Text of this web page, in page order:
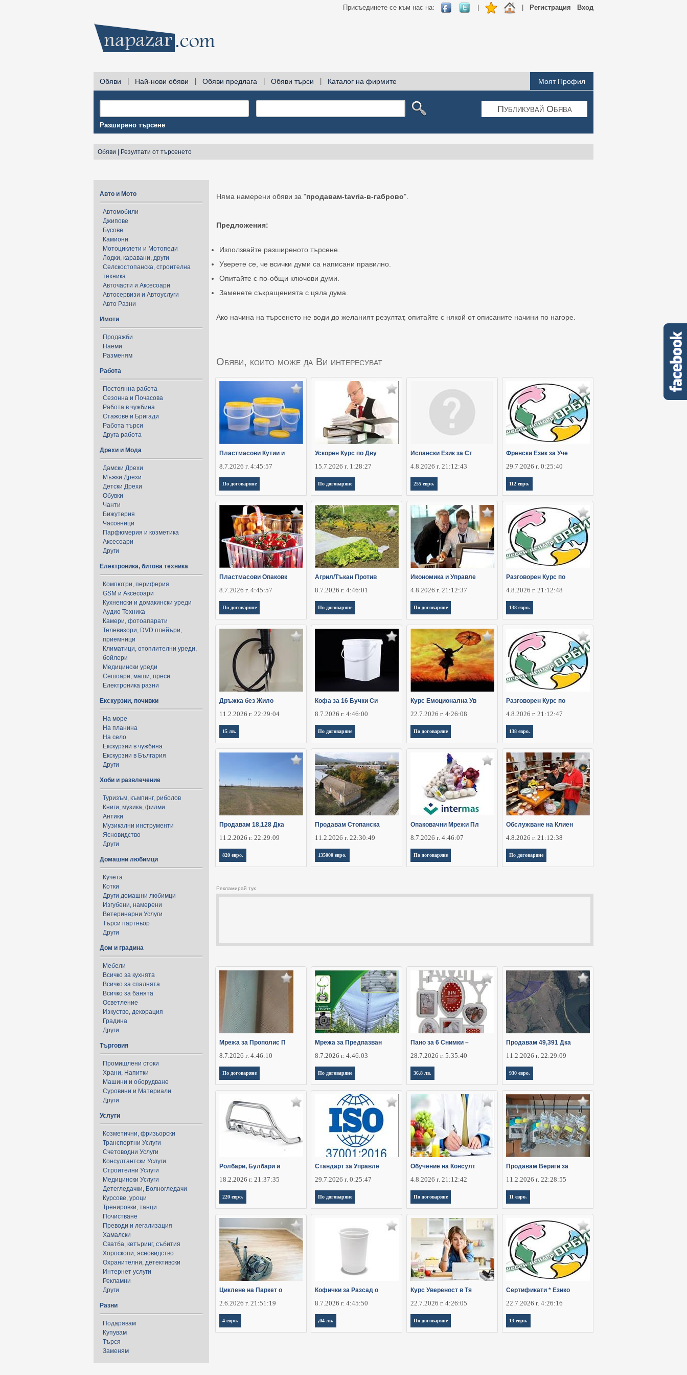
Вход
Регистрация
Присъединете се към нас на:
Обяви Най-нови обяви Обяви предлага Обяви търси Каталог на фирмите Моят Профил
Публикувай Обява
Разширено търсене
Обяви Резултати от търсенето
Авто и Мото
Автомобили
Джипове
Бусове
Камиони
Мотоциклети и Мотопеди
Лодки, каравани, други
Селскостопанска, строителна
техника
Авточасти и Аксесоари
Автосервизи и Автоуслуги
Авто Разни
Имоти
Продажби
Наеми
Разменям
Работа
Постоянна работа
Сезонна и Почасова
Работа в чужбина
Стажове и Бригади
Работа търси
Друга работа
Дрехи и Мода
Дамски Дрехи
Мъжки Дрехи
Детски Дрехи
Обувки
Чанти
Бижутерия
Часовници
Парфюмерия и козметика
Аксесоари
Други
Електроника, битова техника
Компютри, периферия
GSM и Аксесоари
Кухненски и домакински уреди
Аудио Техника
Камери, фотоапарати
Телевизори, DVD плейъри,
приемници
Климатици, отоплителни уреди,
бойлери
Медицински уреди
Сешоари, маши, преси
Електроника разни
Екскурзии, почивки
На море
На планина
На село
Екскурзии в чужбина
Екскурзии в България
Други
Хоби и развлечение
Туризъм, къмпинг, риболов
Книги, музика, филми
Антики
Музикални инструменти
Ясновидство
Други
Домашни любимци
Кучета
Котки
Други домашни любимци
Изгубени, намерени
Ветеринарни Услуги
Търси партньор
Други
Дом и градина
Мебели
Всичко за кухнята
Всичко за спалнята
Всичко за банята
Осветление
Изкуство, декорация
Градина
Други
Търговия
Промишлени стоки
Храни, Напитки
Машини и оборудване
Суровини и Материали
Други
Услуги
Козметични, фризьорски
Транспортни Услуги
Счетоводни Услуги
Консултантски Услуги
Строителни Услуги
Медицински Услуги
Детегледачки, Болногледачи
Курсове, уроци
Тренировки, танци
Почистване
Преводи и легализация
Хамалски
Сватба, кетъринг, събития
Хороскопи, ясновидство
Охранителни, детективски
Интернет услуги
Рекламни
Други
Разни
Подарявам
Купувам
Търся
Заменям
Няма намерени обяви за "продавам-tavria-в-габрово".
Предложения:
Използвайте разширеното търсене.
Уверете се, че всички думи са написани правилно.
Опитайте с по-общи ключови думи.
Заменете съкращенията с цяла дума.
Ако начина на търсенето не води до желаният резултат, опитайте с някой от описаните начини по нагоре.
Обяви, които може да Ви интересуват
Пластмасови Кутии и
8.7.2026 г. 4:45:57
По договаряне
Ускорен Курс по Дву
15.7.2026 г. 1:28:27
По договаряне
Испански Език за Ст
4.8.2026 г. 21:12:43
255 евро.
Френски Език за Уче
29.7.2026 г. 0:25:40
112 евро.
Пластмасови Опаковк
8.7.2026 г. 4:45:57
По договаряне
Агрил/Тъкан Против
8.7.2026 г. 4:46:01
По договаряне
Икономика и Управле
4.8.2026 г. 21:12:37
По договаряне
Разговорен Курс по
4.8.2026 г. 21:12:48
138 евро.
Дръжка без Жило
11.2.2026 г. 22:29:04
15 лв.
Кофа за 16 Бучки Си
8.7.2026 г. 4:46:00
По договаряне
Курс Емоционална Ув
22.7.2026 г. 4:26:08
По договаряне
Разговорен Курс по
4.8.2026 г. 21:12:47
138 евро.
Продавам 18,128 Дка
11.2.2026 г. 22:29:09
820 евро.
Продавам Стопанска
11.2.2026 г. 22:30:49
135000 евро.
Опаковачни Мрежи Пл
8.7.2026 г. 4:46:07
По договаряне
Обслужване на Клиен
4.8.2026 г. 21:12:38
По договаряне
Рекламирай тук
Мрежа за Прополис П
8.7.2026 г. 4:46:10
По договаряне
Мрежа за Предпазван
8.7.2026 г. 4:46:03
По договаряне
Пано за 6 Снимки –
28.7.2026 г. 5:35:40
36,8 лв.
Продавам 49,391 Дка
11.2.2026 г. 22:29:09
930 евро.
Ролбари, Булбари и
18.2.2026 г. 21:37:35
220 евро.
Стандарт за Управле
29.7.2026 г. 0:25:47
По договаряне
Обучение на Консулт
4.8.2026 г. 21:12:42
По договаряне
Продавам Вериги за
11.2.2026 г. 22:28:55
11 евро.
Циклене на Паркет о
2.6.2026 г. 21:51:19
4 евро.
Кофички за Разсад о
8.7.2026 г. 4:45:50
,04 лв.
Курс Увереност в Тя
22.7.2026 г. 4:26:05
По договаряне
Сертификати * Езико
22.7.2026 г. 4:26:16
13 евро.